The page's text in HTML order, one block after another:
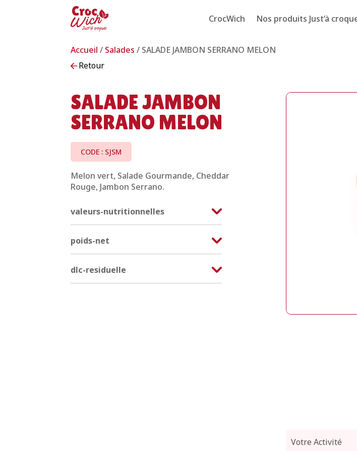
CrocWich Nos produits Just’à
Accueil / Salades / SALADE JAMBON SERRANO MELON
Retour
SALADE JAMBON
SERRANO MELON
CODE : SJSM
Melon vert, Salade Gourmande, Cheddar
Rouge, Jambon Serrano.
valeurs-nutritionnelles
poids-net
dlc-residuelle